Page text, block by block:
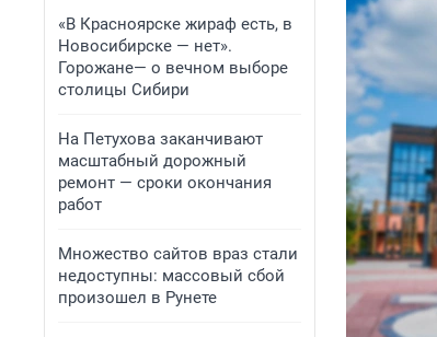
«В Красноярске жираф есть, в
Новосибирске — нет».
Горожане— о вечном выборе
столицы Сибири
На Петухова заканчивают
масштабный дорожный
ремонт — сроки окончания
работ
Множество сайтов враз стали
недоступны: массовый сбой
произошел в Рунете